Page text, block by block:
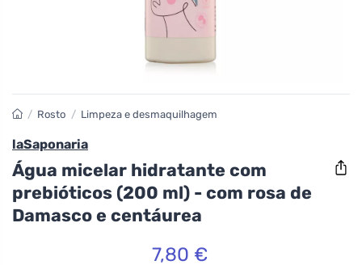
/ Rosto / Limpeza e desmaquilhagem
laSaponaria
Água micelar hidratante com
prebióticos (200 ml) - com rosa de
Damasco e centáurea
7,80 €